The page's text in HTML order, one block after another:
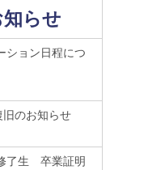
らせ
ション日程につ
のお知らせ
了生 卒業証明